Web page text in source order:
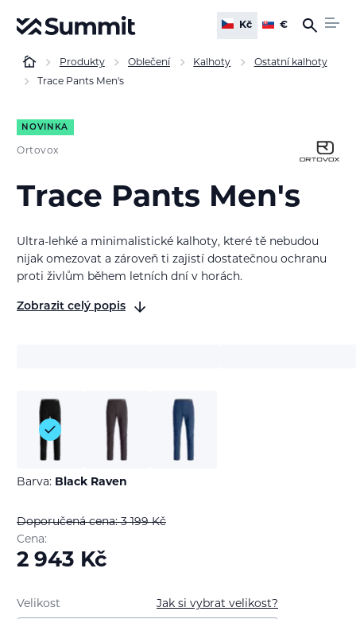
Kč €
Produkty Oblečení Kalhoty
Ostatní kalhoty
Trace Pants Men's
NOVINKA
Ortovox
Trace Pants Men's
Ultra-lehké a minimalistické kalhoty, které tě nebudou
nijak omezovat a zároveň ti zajistí dostatečnou ochranu
proti živlům během letních dní v horách.
Zobrazit celý popis
Barva: Black Raven
Doporučená cena: 3 199Kč
Cena:
2 943 Kč
Jak si vybrat velikost?
Velikost